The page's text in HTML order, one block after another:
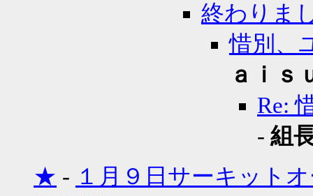
終わりま
惜別、
ａｉｓ
Re:
- 組
★ - １月９日サーキット